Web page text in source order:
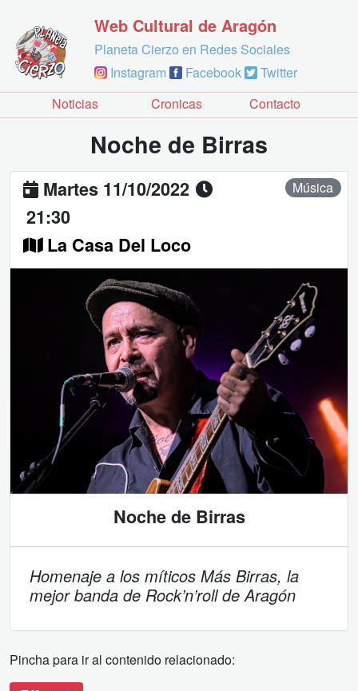
Web Cultural de Aragón
Planeta Cierzo en Redes Sociales
Instagram
Facebook
Twitter
Noticias
Cronicas Contacto
Noche de Birras
Martes 11/10/2022
21:30
La Casa Del Loco
Música
Noche de Birras
Homenaje a los míticos Más Birras, la
mejor banda de Rock’n’roll de Aragón
Pincha para ir al contenido relacionado: